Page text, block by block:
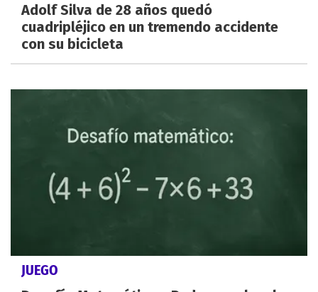
Adolf Silva de 28 años quedó
cuadripléjico en un tremendo accidente
con su bicicleta
JUEGO